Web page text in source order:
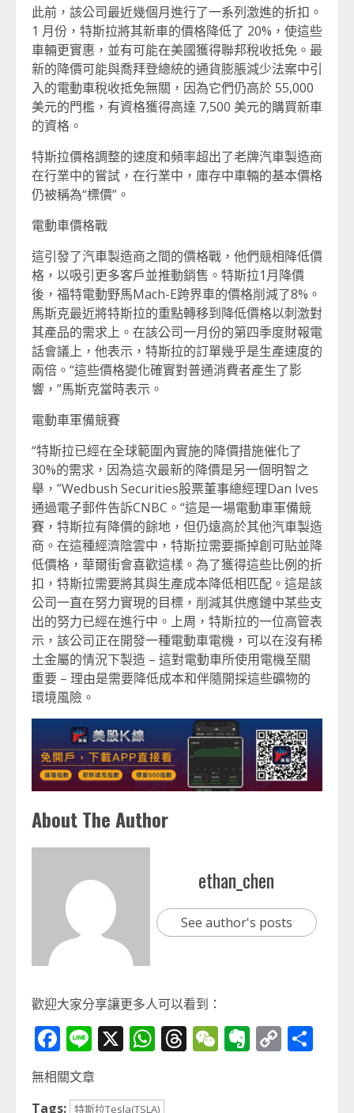
此前，該公司最近幾個月進行了一系列激進的折扣。
1 月份，特斯拉將其新車的價格降低了 20%，使這些
車輛更實惠，並有可能在美國獲得聯邦稅收抵免。最
新的降價可能與喬拜登總統的通貨膨脹減少法案中引
入的電動車稅收抵免無關，因為它們仍高於 55,000
美元的門檻，有資格獲得高達 7,500 美元的購買新車
的資格。
特斯拉價格調整的速度和頻率超出了老牌汽車製造商
在行業中的嘗試，在行業中，庫存中車輛的基本價格
仍被稱為“標價”。
電動車價格戰
這引發了汽車製造商之間的價格戰，他們競相降低價
格，以吸引更多客戶並推動銷售。特斯拉1月降價
後，福特電動野馬Mach-E跨界車的價格削減了8%。
馬斯克最近將特斯拉的重點轉移到降低價格以刺激對
其產品的需求上。在該公司一月份的第四季度財報電
話會議上，他表示，特斯拉的訂單幾乎是生產速度的
兩倍。“這些價格變化確實對普通消費者產生了影
響，”馬斯克當時表示。
電動車軍備競賽
“特斯拉已經在全球範圍內實施的降價措施催化了
30%的需求，因為這次最新的降價是另一個明智之
舉，”Wedbush Securities股票董事總經理Dan Ives
通過電子郵件告訴CNBC。“這是一場電動車軍備競
賽，特斯拉有降價的餘地，但仍遠高於其他汽車製造
商。在這種經濟陰雲中，特斯拉需要撕掉創可貼並降
低價格，華爾街會喜歡這樣。為了獲得這些比例的折
扣，特斯拉需要將其與生產成本降低相匹配。這是該
公司一直在努力實現的目標，削減其供應鏈中某些支
出的努力已經在進行中。上周，特斯拉的一位高管表
示，該公司正在開發一種電動車電機，可以在沒有稀
土金屬的情況下製造 – 這對電動車所使用電機至關
重要 – 理由是需要降低成本和伴隨開採這些礦物的
環境風險。
About The Author
ethan_chen
See author's posts
歡迎大家分享讓更多人可以看到：
Facebook
Line
X WhatsApp
Threads
WeChat
Evernote
Copy
無相關文章
Tags: 特斯拉Tesla(TSLA)